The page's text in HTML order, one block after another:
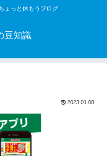
ょっと休もうブログ
豆知識
2023.01.08